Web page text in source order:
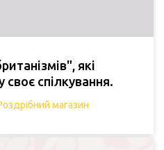
які
спілкування.
магазин